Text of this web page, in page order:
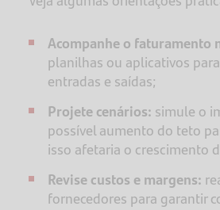
Acompanhe o faturamento
planilhas ou aplicativos
entradas e saídas;
Projete cenários: simule o
possível aumento do teto
isso afetaria o crescimento
Revise custos e margens:
fornecedores para garantir